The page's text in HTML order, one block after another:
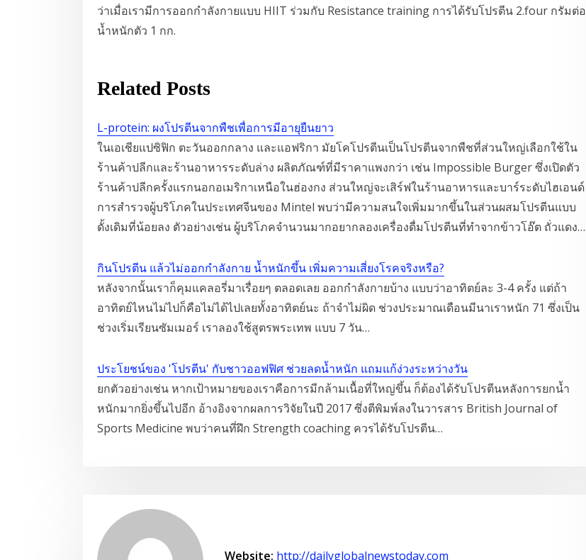
ว่าเมื่อเรามีการออกกำลังกายแบบ HIIT ร่วมกับ Resistance training การได้รับโปรตีน 2.four กรัมต่อ
น้ำหนักตัว 1 กก.
Related Posts
L-protein: ผงโปรตีนจากพืชเพื่อการมีอายุยืนยาว
ในเอเชียแปซิฟิก ตะวันออกกลาง และแอฟริกา มัยโคโปรตีนเป็นโปรตีนจากพืชที่ส่วนใหญ่เลือกใช้ใน
ร้านค้าปลีกและร้านอาหารระดับล่าง ผลิตภัณฑ์ที่มีราคาแพงกว่า เช่น Impossible Burger ซึ่งเปิดตัว
ร้านค้าปลีกครั้งแรกนอกอเมริกาเหนือในฮ่องกง ส่วนใหญ่จะเสิร์ฟในร้านอาหารและบาร์ระดับไฮเอนด์
การสำรวจผู้บริโภคในประเทศจีนของ Mintel พบว่ามีความสนใจเพิ่มมากขึ้นในส่วนผสมโปรตีนแบบ
ดั้งเดิมที่น้อยลง ตัวอย่างเช่น ผู้บริโภคจำนวนมากอยากลองเครื่องดื่มโปรตีนที่ทำจากข้าวโอ๊ต ถั่วแดง…
กินโปรตีน แล้วไม่ออกกำลังกาย น้ำหนักขึ้น เพิ่มความเสี่ยงโรคจริงหรือ?
หลังจากนั้นเราก็คุมแคลอรี่มาเรื่อยๆ ตลอดเลย ออกกำลังกายบ้าง แบบว่าอาทิตย์ละ 3-4 ครั้ง แต่ถ้า
อาทิตย์ไหนไม่ไปก็คือไม่ได้ไปเลยทั้งอาทิตย์นะ ถ้าจำไม่ผิด ช่วงประมาณเดือนมีนาเราหนัก 71 ซึ่งเป็น
ช่วงเริ่มเรียนซัมเมอร์ เราลองใช้สูตรพระเทพ แบบ 7 วัน…
ประโยชน์ของ 'โปรตีน' กับชาวออฟฟิศ ช่วยลดน้ำหนัก แถมแก้ง่วงระหว่างวัน
ยกตัวอย่างเช่น หากเป้าหมายของเราคือการมีกล้ามเนื้อที่ใหญ่ขึ้น ก็ต้องได้รับโปรตีนหลังการยกน้ำ
หนักมากยิ่งขึ้นไปอีก อ้างอิงจากผลการวิจัยในปี 2017 ซึ่งตีพิมพ์ลงในวารสาร British Journal of
Sports Medicine พบว่าคนที่ฝึก Strength coaching ควรได้รับโปรตีน…
Website: http://dailyglobalnewstoday.com